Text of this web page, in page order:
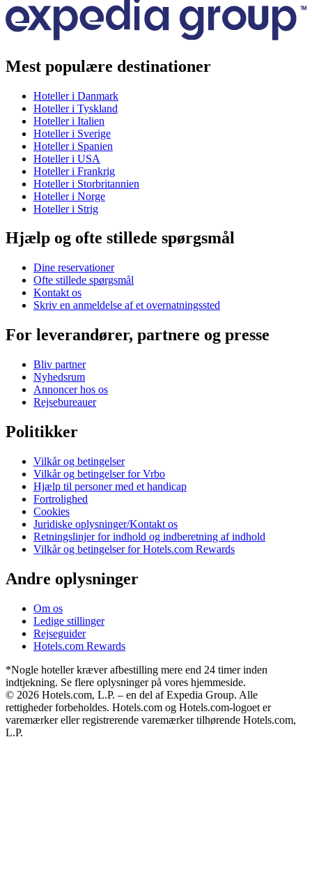
Mest populære destinationer
Hoteller i Danmark
Hoteller i Tyskland
Hoteller i Italien
Hoteller i Sverige
Hoteller i Spanien
Hoteller i USA
Hoteller i Frankrig
Hoteller i Storbritannien
Hoteller i Norge
Hoteller i Strig
Hjælp og ofte stillede spørgsmål
Dine reservationer
Ofte stillede spørgsmål
Kontakt os
Skriv en anmeldelse af et overnatningssted
For leverandører, partnere og presse
Bliv partner
Nyhedsrum
Annoncer hos os
Rejsebureauer
Politikker
Vilkår og betingelser
Vilkår og betingelser for Vrbo
Hjælp til personer med et handicap
Fortrolighed
Cookies
Juridiske oplysninger/Kontakt os
Retningslinjer for indhold og indberetning af indhold
Vilkår og betingelser for Hotels.com Rewards
Andre oplysninger
Om os
Ledige stillinger
Rejseguider
Hotels.com Rewards
*Nogle hoteller kræver afbestilling mere end 24 timer inden
indtjekning. Se flere oplysninger på vores hjemmeside.
© 2026 Hotels.com, L.P. – en del af Expedia Group. Alle
rettigheder forbeholdes. Hotels.com og Hotels.com-logoet er
varemærker eller registrerende varemærker tilhørende Hotels.com,
L.P.